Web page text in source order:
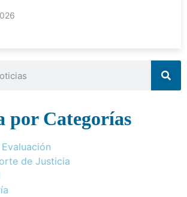
por Categorías
de Justicia